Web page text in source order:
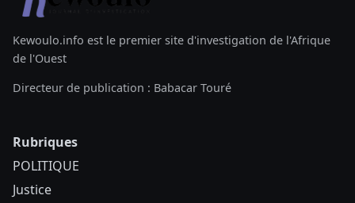
Kewoulo.info est le premier site d'investigation de l'Afrique
de l'Ouest
Directeur de publication : Babacar Touré
Rubriques
POLITIQUE
Justice